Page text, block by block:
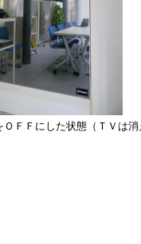
ＯＦＦにした状態（ＴＶは